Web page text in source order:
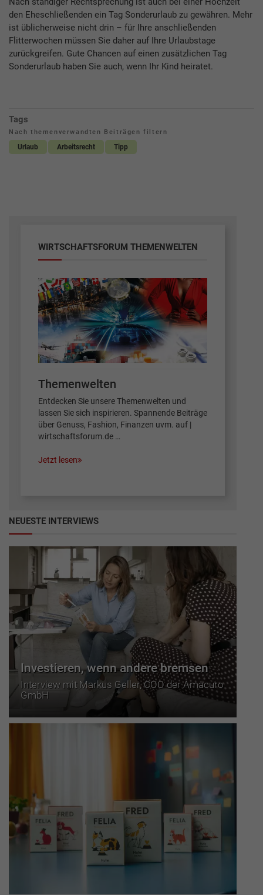
den Eheschließenden ein Tag Sonderurlaub zu gewähren. Mehr
ist üblicherweise nicht drin – für Ihre anschließenden
Flitterwochen müssen Sie daher auf Ihre Urlaubstage
zurückgreifen. Gute Chancen auf einen zusätzlichen Tag
Sonderurlaub haben Sie auch, wenn Ihr Kind heiratet.
Tags
Nach themenverwandten Beiträgen filtern
Urlaub Arbeitsrecht Tipp
WIRTSCHAFTSFORUM THEMENWELTEN
Themenwelten
Entdecken Sie unsere Themenwelten und
lassen Sie sich inspirieren. Spannende Beiträge
über Genuss, Fashion, Finanzen uvm. auf |
wirtschaftsforum.de …
Jetzt lesen
NEUESTE INTERVIEWS
Investieren, wenn andere bremsen
Interview mit Markus Geller, COO der Amacuro
GmbH